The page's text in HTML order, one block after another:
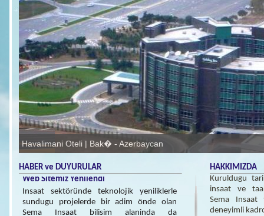
HABER ve DUYURULAR
HAKKIMIZDA
Kuruldugu
insaat ve
Sema Insaat
deneyimli